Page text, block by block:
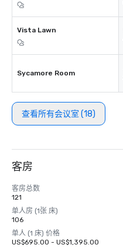
Vista Lawn
Sycamore Room
查看所有会议室 (18)
客房
客房总数
121
单人房 (1张 床)
106
单人 (1 床) 价格
US$695.00 - US$1,395.00